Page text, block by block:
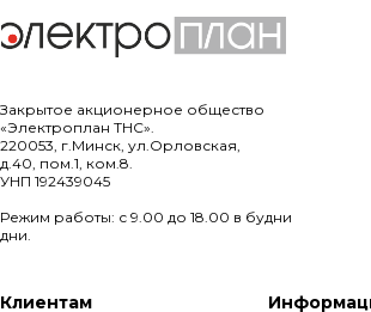
Закрытое акционерное общество
«Электроплан ТНС».
220053, г.Минск, ул.Орловская,
д.40, пом.1, ком.8.
УНП 192439045
Режим работы: с 9.00 до 18.00 в будни
дни.
Клиентам